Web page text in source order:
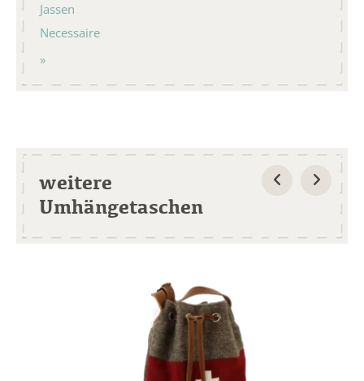
Jassen
Necessaire
weitere
Umhängetaschen